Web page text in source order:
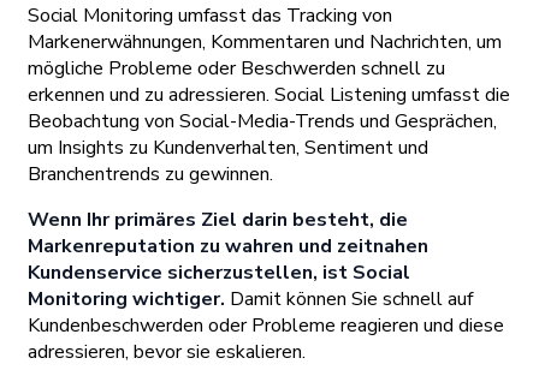
Social Monitoring umfasst das Tracking von
Markenerwähnungen, Kommentaren und Nachrichten, um
mögliche Probleme oder Beschwerden schnell zu
erkennen und zu adressieren. Social Listening umfasst die
Beobachtung von Social-Media-Trends und Gesprächen,
um Insights zu Kundenverhalten, Sentiment und
Branchentrends zu gewinnen.
Wenn Ihr primäres Ziel darin besteht, die
Markenreputation zu wahren und zeitnahen
Kundenservice sicherzustellen, ist Social
Monitoring wichtiger. Damit können Sie schnell auf
Kundenbeschwerden oder Probleme reagieren und diese
adressieren, bevor sie eskalieren.